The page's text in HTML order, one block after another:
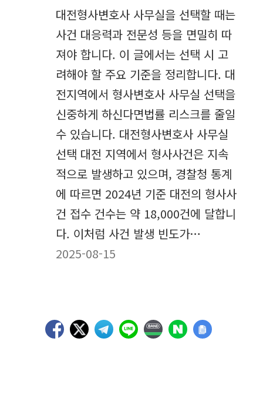
대전형사변호사 사무실을 선택할 때는
사건 대응력과 전문성 등을 면밀히 따
져야 합니다. 이 글에서는 선택 시 고
려해야 할 주요 기준을 정리합니다. 대
전지역에서 형사변호사 사무실 선택을
신중하게 하신다면법률 리스크를 줄일
수 있습니다. 대전형사변호사 사무실
선택 대전 지역에서 형사사건은 지속
적으로 발생하고 있으며, 경찰청 통계
에 따르면 2024년 기준 대전의 형사사
건 접수 건수는 약 18,000건에 달합니
다. 이처럼 사건 발생 빈도가…
2025-08-15